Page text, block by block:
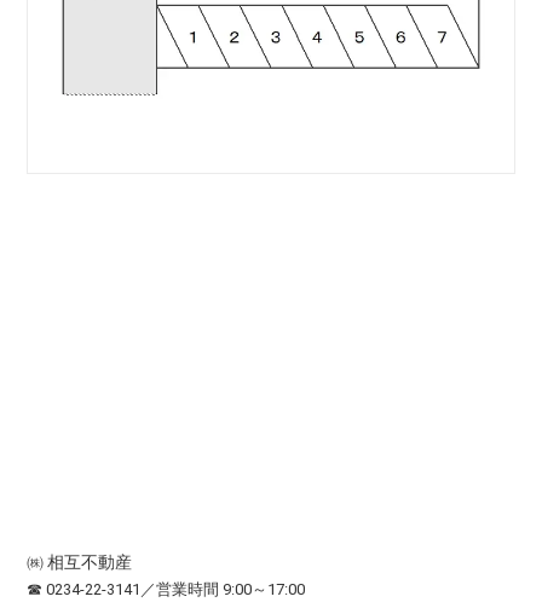
㈱ 相互不動産
☎ 0234-22-3141／営業時間 9:00～17:00